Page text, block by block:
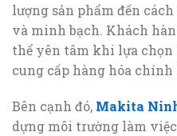
lượng sản phẩm đến
và minh bạch. Khách
thể yên tâm khi lựa chọn
cung cấp hàng hóa
Bên cạnh đó, Makita
dựng môi trường làm